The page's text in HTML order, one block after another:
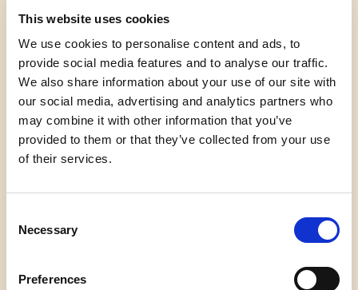
This website uses cookies
We use cookies to personalise content and ads, to
provide social media features and to analyse our traffic.
We also share information about your use of our site with
our social media, advertising and analytics partners who
may combine it with other information that you’ve
provided to them or that they’ve collected from your use
of their services.
Selection
Necessary
Preferences
uttering the same words as Mr. Yoho while I was
being harassed in restaurants. I have tossed men
out of bars that have used language like Mr.
Yoho’s and I have encountered this type of
harassment riding the subway in New York City.
This is not new, and that is the problem. Mr. Yoho
was not alone. He was walking shoulder to
that’s when we start to see that this issue is not
lack of impunity, of accepting of violence and
violent language against women, and an entire